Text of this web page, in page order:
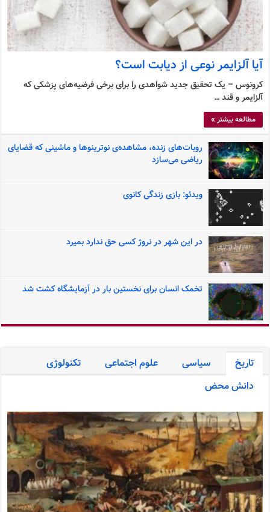
آیا آلزایمر نوعی از دیابت است؟
کرونوس – یک تحقیق جدید شواهدی را برای برخی فرضیه‌های پزشکی که
آلزایمر و قند …
مطالعه بیشتر »
روبات‌های زنده، مشاهده‌ی نوترینوها و ماشینی که قضایای
ریاضی می‌سازد
ویدئو: بازی زندگی کانوی
در این شهر در نروژ کسی حق ندارد بمیرد
تخمک انسان برای نخستین بار در آزمایشگاه کشت شد
تاریخ سیاسی علوم اجتماعی
تکنولوژی
دانش محض